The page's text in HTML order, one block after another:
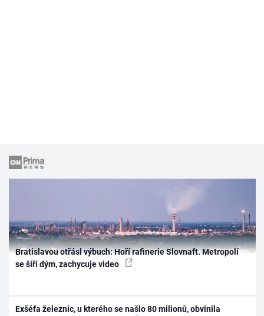
Bratislavou otřásl výbuch: Hoří rafinerie Slovnaft. Metropolí
se šíří dým, zachycuje video
Exšéfa železnic, u kterého se našlo 80 milionů, obvinila